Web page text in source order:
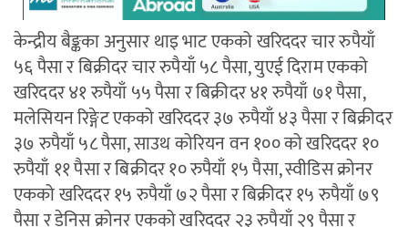
केन्द्रीय बैङ्कका अनुसार थाइ भाट एकको खरिददर चार रुपैयाँ
५६ पैसा र बिक्रीदर चार रुपैयाँ ५८ पैसा, युएई दिराम एकको
खरिददर ४१ रुपैयाँ ५५ पैसा र बिक्रीदर ४१ रुपैयाँ ७१ पैसा,
मलेसियन रिङ्गेट एकको खरिददर ३७ रुपैयाँ ४३ पैसा र बिक्रीदर
३७ रुपैयाँ ५८ पैसा, साउथ कोरियन वन १०० को खरिददर १०
रुपैयाँ ११ पैसा र बिक्रीदर १० रुपैयाँ १५ पैसा, स्वीडिस क्रोनर
एकको खरिददर १५ रुपैयाँ ७२ पैसा र बिक्रीदर १५ रुपैयाँ ७९